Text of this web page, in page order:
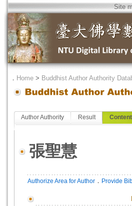
Site
． Home > Buddhist Author Authority
Author Authority Result Content
張聖慧
Authorize Area for Author ． Provide